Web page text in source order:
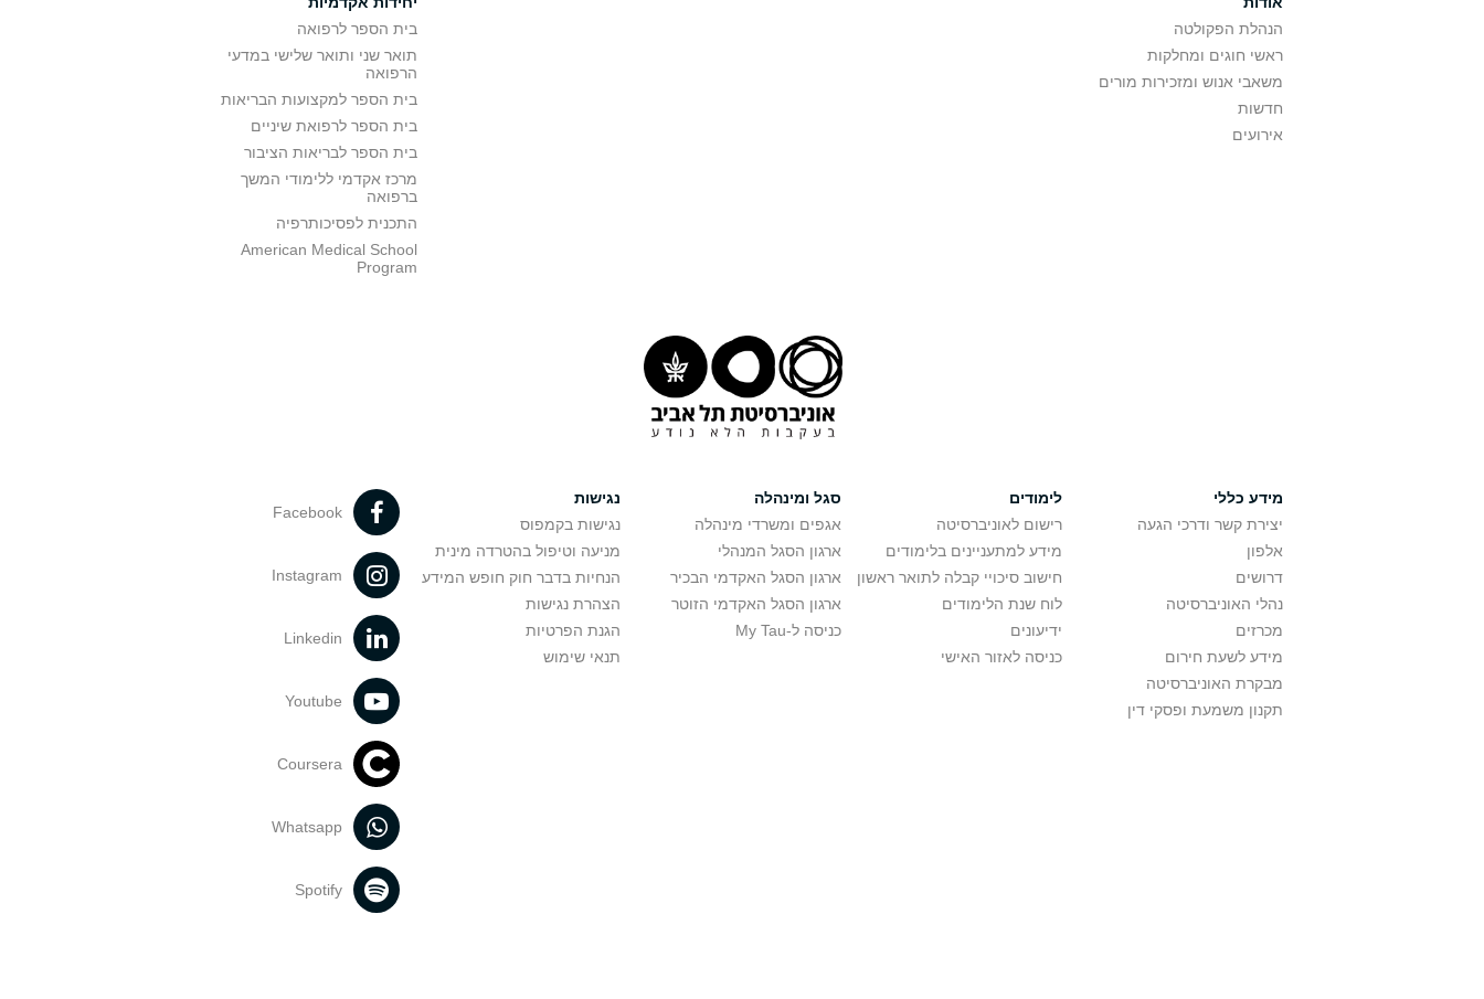
הנהלת הפקולטה
ראשי חוגים ומחלקות
משאבי אנוש ומזכירות מורים
חדשות
אירועים
בית הספר לרפואה
תואר שני ותואר שלישי במדעי
הרפואה
בית הספר למקצועות הבריאות
בית הספר לרפואת שיניים
בית הספר לבריאות הציבור
מרכז אקדמי ללימודי המשך
ברפואה
התכנית לפסיכותרפיה
American Medical School
Program
מידע כללי
יצירת קשר ודרכי הגעה
אלפון
דרושים
נהלי האוניברסיטה
מכרזים
מידע לשעת חירום
מבקרת האוניברסיטה
תקנון משמעת ופסקי דין
לימודים
רישום לאוניברסיטה
מידע למתעניינים בלימודים
חישוב סיכויי קבלה לתואר ראשון
לוח שנת הלימודים
ידיעונים
כניסה לאזור האישי
סגל ומינהלה
אגפים ומשרדי מינהלה
ארגון הסגל המנהלי
ארגון הסגל האקדמי הבכיר
ארגון הסגל האקדמי הזוטר
כניסה ל-My Tau
נגישות
נגישות בקמפוס
מניעה וטיפול בהטרדה מינית
הנחיות בדבר חוק חופש המידע
הצהרת נגישות
הגנת הפרטיות
תנאי שימוש
Facebook
Instagram
Linkedin
Youtube
Coursera
Whatsapp
Spotify